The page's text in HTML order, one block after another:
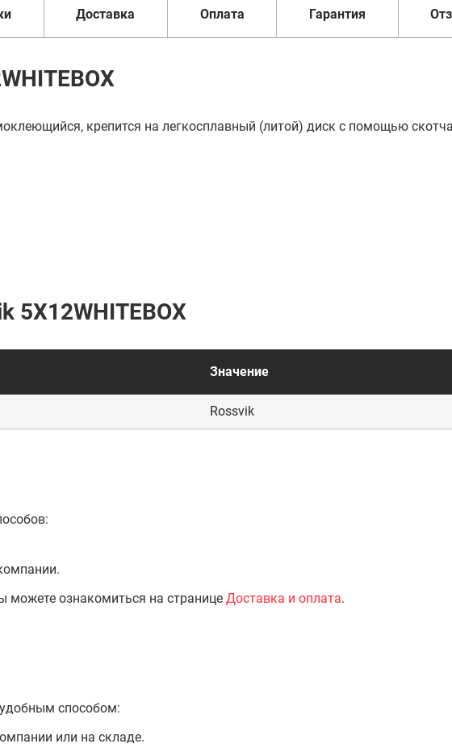
Доставка Оплата Гарантия
крепится на легкосплавный (литой) диск с помощью
5Х12WHITEBOX
Значение
Rossvik
можете ознакомиться на странице Доставка и оплата.
способом:
или на складе.